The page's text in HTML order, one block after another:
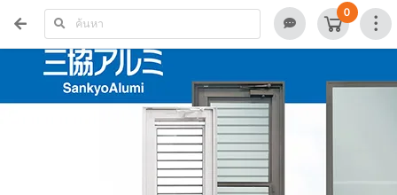
0
รวมโปรฯเด็ด โปรฯเด็ดประจำเดือน
โปรฯเด็ดประจำเดือน